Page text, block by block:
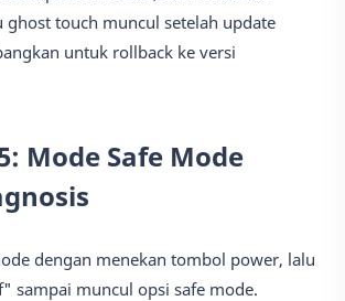
ghost touch muncul setelah update
untuk rollback ke versi
Mode Safe Mode
dengan menekan tombol power, lalu
sampai muncul opsi safe mode.